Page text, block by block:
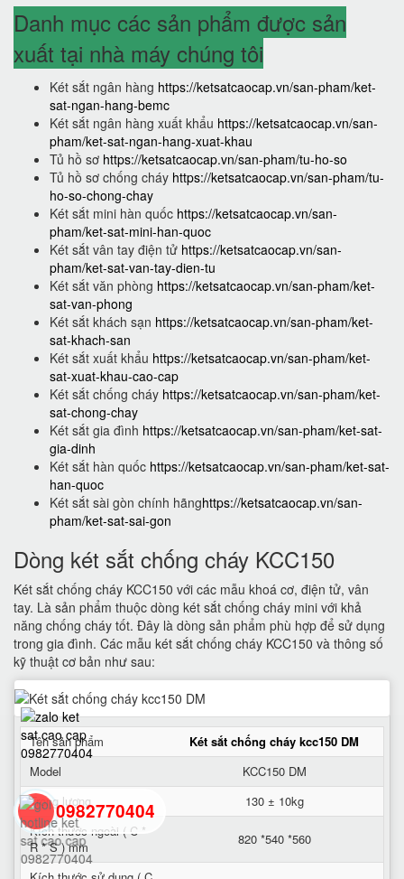
Danh mục các sản phẩm được sản
xuất tại nhà máy chúng tôi
Két sắt ngân hàng https://ketsatcaocap.vn/san-pham/ket-
sat-ngan-hang-bemc
Két sắt ngân hàng xuất khẩu https://ketsatcaocap.vn/san-
pham/ket-sat-ngan-hang-xuat-khau
Tủ hồ sơ https://ketsatcaocap.vn/san-pham/tu-ho-so
Tủ hồ sơ chống cháy https://ketsatcaocap.vn/san-pham/tu-
ho-so-chong-chay
Két sắt mini hàn quốc https://ketsatcaocap.vn/san-
pham/ket-sat-mini-han-quoc
Két sắt vân tay điện tử https://ketsatcaocap.vn/san-
pham/ket-sat-van-tay-dien-tu
Két sắt văn phòng https://ketsatcaocap.vn/san-pham/ket-
sat-van-phong
Két sắt khách sạn https://ketsatcaocap.vn/san-pham/ket-
sat-khach-san
Két sắt xuất khẩu https://ketsatcaocap.vn/san-pham/ket-
sat-xuat-khau-cao-cap
Két sắt chống cháy https://ketsatcaocap.vn/san-pham/ket-
sat-chong-chay
Két sắt gia đình https://ketsatcaocap.vn/san-pham/ket-sat-
gia-dinh
Két sắt hàn quốc https://ketsatcaocap.vn/san-pham/ket-sat-
han-quoc
Két sắt sài gòn chính hãnghttps://ketsatcaocap.vn/san-
pham/ket-sat-sai-gon
Dòng két sắt chống cháy KCC150
Két sắt chống cháy KCC150 với các mẫu khoá cơ, điện tử, vân
tay. Là sản phẩm thuộc dòng két sắt chống cháy mini với khả
năng chống cháy tốt. Đây là dòng sản phẩm phù hợp để sử dụng
trong gia đình. Các mẫu két sắt chống cháy KCC150 và thông số
kỹ thuật cơ bản như sau:
Tên sản phẩm
Két sắt chống cháy kcc150 DM
Model
KCC150 DM
Trọng lượng
130 ± 10kg
Kích thước ngoài ( C *
R * S ) mm
820 *540 *560
0982770404
back